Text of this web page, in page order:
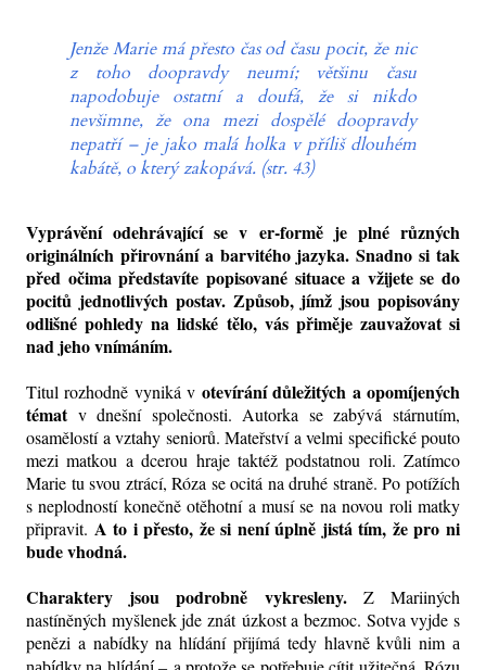
Jenže Marie má přesto čas od času pocit, že nic
z toho doopravdy neumí; většinu času
napodobuje ostatní a doufá, že si nikdo
nevšimne, že ona mezi dospělé doopravdy
nepatří – je jako malá holka v příliš dlouhém
kabátě, o který zakopává. (str. 43)
Vyprávění odehrávající se v er-formě je plné různých
originálních přirovnání a barvitého jazyka. Snadno si tak
před očima představíte popisované situace a vžijete se do
pocitů jednotlivých postav. Způsob, jímž jsou popisovány
odlišné pohledy na lidské tělo, vás přiměje zauvažovat si
nad jehovnímáním.
Titul rozhodně vyniká v otevírání důležitých a opomíjených
tématv dnešní společnosti. Autorka se zabývá stárnutím,
osamělostí a vztahy seniorů. Mateřství a velmi specifické pouto
mezi matkou a dcerou hraje taktéž podstatnou roli. Zatímco
Marie tu svou ztrácí, Róza se ocitá na druhé straně. Po potížích
s neplodností konečně otěhotní a musí se na novou roli matky
připravit. A to i přesto, že si není úplně jistá tím, že pro ni
bude vhodná.
Charaktery jsou podrobně vykresleny.Z Mariiných
nastíněných myšlenek jde znát úzkost a bezmoc. Sotva vyjde s
penězi a nabídky na hlídání přijímá tedy hlavně kvůlinim a